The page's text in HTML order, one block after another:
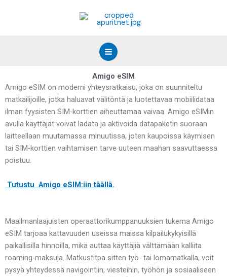
Amigo eSIM
Amigo eSIM on moderni yhteysratkaisu, joka on suunniteltu
matkailijoille, jotka haluavat välitöntä ja luotettavaa mobiilidataa
ilman fyysisten SIM-korttien aiheuttamaa vaivaa. Amigo eSIMin
avulla käyttäjät voivat ladata ja aktivoida datapaketin suoraan
laitteellaan muutamassa minuutissa, joten kaupoissa käymisen
tai SIM-korttien vaihtamisen tarve uuteen maahan saavuttaessa
poistuu.
Tutustu Amigo eSIM:iin täällä.
Maailmanlaajuisten operaattorikumppanuuksien tukema Amigo
eSIM tarjoaa kattavuuden useissa maissa kilpailukykyisillä
paikallisilla hinnoilla, mikä auttaa käyttäjiä välttämään kalliita
roaming-maksuja. Matkustitpa sitten työ- tai lomamatkalla, voit
pysyä yhteydessä navigointiin, viesteihin, työhön ja sosiaaliseen